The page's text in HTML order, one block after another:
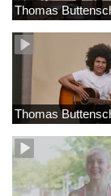
Thomas
Thomas